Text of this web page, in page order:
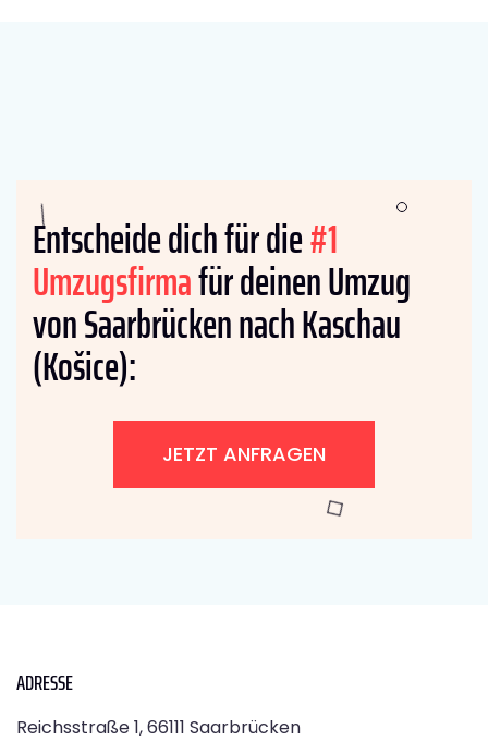
Entscheide dich für die#1
Umzugsfirmafür deinen Umzug
von Saarbrücken nach Kaschau
(Košice):
JETZT ANFRAGEN
ADRESSE
Reichsstraße 1, 66111 Saarbrücken